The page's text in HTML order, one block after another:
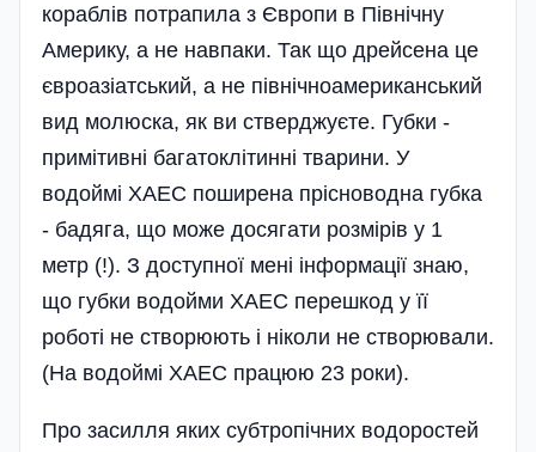
кораблів потрапила з Європи в Північну
Америку, а не навпаки. Так що дрейсена це
євроазіатський, а не північноамериканський
вид молюска, як ви стверджуєте. Губки -
примітивні багатоклітинні тварини. У
водоймі ХАЕС поширена прісноводна губка
- бадяга, що може досягати розмірів у 1
метр (!). З доступної мені інформації знаю,
що губки водойми ХАЕС перешкод у її
роботі не створюють і ніколи не створювали.
(На водоймі ХАЕС працюю 23 роки).
Про засилля яких субтропічних водоростей